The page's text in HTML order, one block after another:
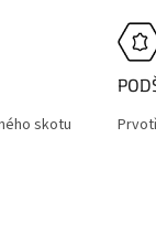
skotu